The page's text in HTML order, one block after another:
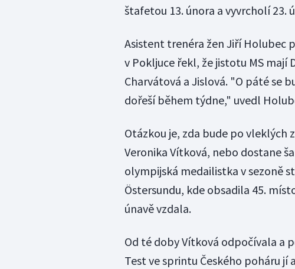
štafetou 13. února a vyvrcholí 23.
Asistent trenéra žen Jiří Holubec
v Pokljuce řekl, že jistotu MS mají
Charvátová a Jislová. "O páté se
dořeší během týdne," uvedl
Otázkou je, zda bude po
Veronika Vítková, nebo dostane
olympijská medailistka v sezoně
Östersundu, kde obsadila 45.
únavě vzdala.
Od té doby Vítková odpočívala a
Test ve sprintu Českého poháru